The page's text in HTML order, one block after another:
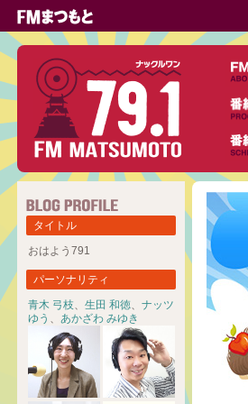
タイトル
おはよう791
パーソナリティ
青木 弓枝、 生田 和徳、 ナッツ
ゆう 、 あかざわ みゆき